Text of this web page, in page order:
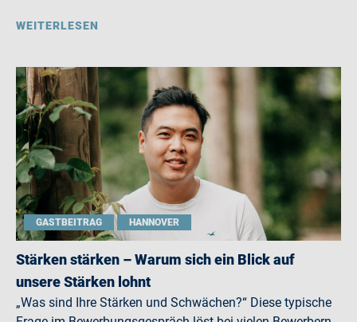
WEITERLESEN
GASTBEITRAG HANNOVER
Stärken stärken – Warum sich ein Blick auf
unsere Stärken lohnt
„Was sind Ihre Stärken und Schwächen?“ Diese typische